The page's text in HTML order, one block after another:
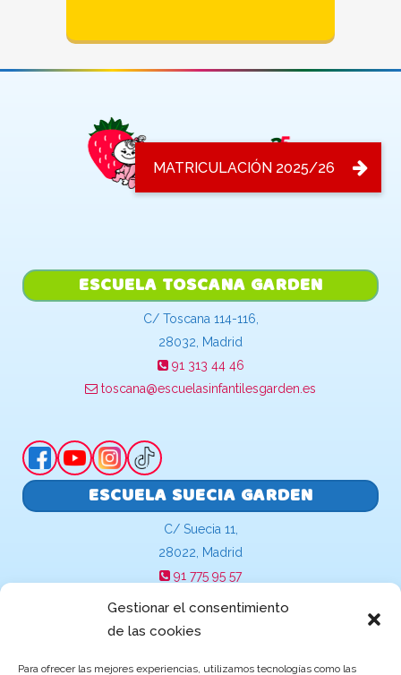
Gestionar el consentimiento
de las cookies
Para ofrecer las mejores experiencias, utilizamos tecnologías como las
ESCUELA TOSCANA GARDEN
C/ Toscana 114-116,
28032, Madrid
91 313 44 46
toscana@escuelasinfantilesgarden.es
ESCUELA SUECIA GARDEN
C/ Suecia 11,
28022, Madrid
91 775 95 57